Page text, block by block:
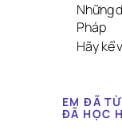
Những
Pháp
Hãy kể
EM ĐÃ
ĐÃ HỌC